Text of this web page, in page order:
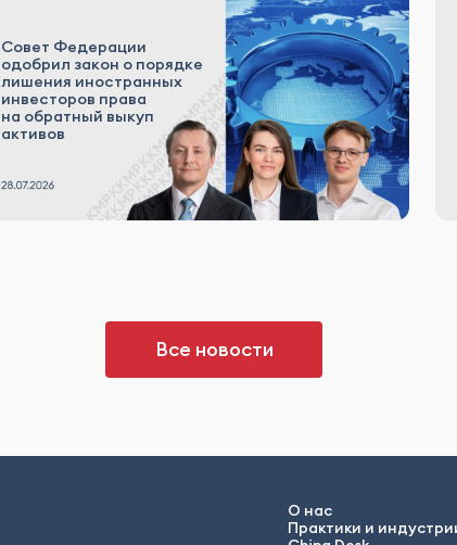
Совет Федерации
одобрил закон о порядке
лишения иностранных
инвесторов права
на обратный выкуп
активов
Все новости
О нас
Практики и